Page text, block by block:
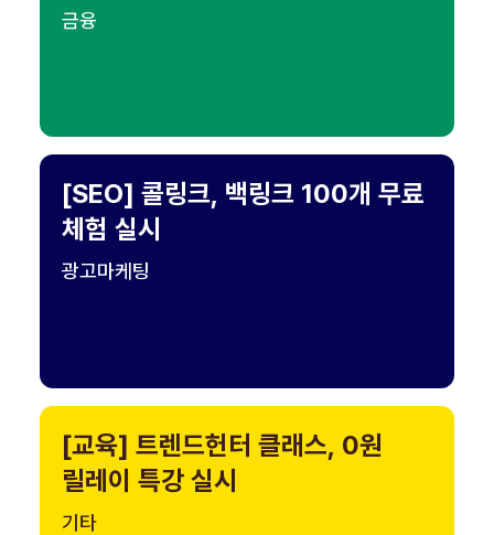
금융
[SEO] 콜링크, 백링크 100개 무료
체험 실시
광고마케팅
[교육] 트렌드헌터 클래스, 0원
릴레이 특강 실시
기타